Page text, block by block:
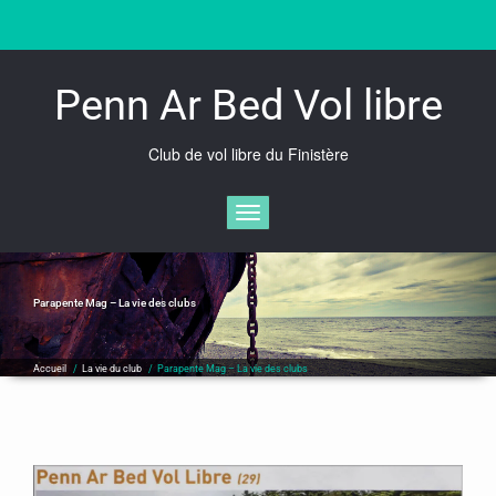
content
Penn Ar Bed Vol libre
Club de vol libre du Finistère
Afficher/masquer la navigation
Parapente Mag – La vie des clubs
Accueil / La vie du club / Parapente Mag – La vie des clubs